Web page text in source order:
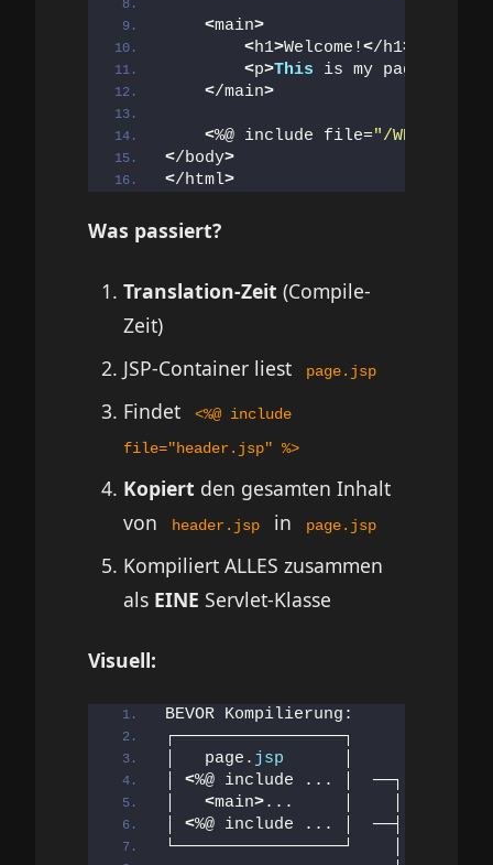
<main>
<h1>Welcome!</h1>
<p>This is my page
</main>
<%@ include file="/WEB-INF/
</body>
</html>
Was passiert?
Translation-Zeit (Compile-
Zeit)
JSP-Container liest
page.jsp
Findet
<%@ include
file="header.jsp" %>
Kopiert den gesamten Inhalt
von
header.jsp in page.jsp
Kompiliert ALLES zusammen
als EINE Servlet-Klasse
Visuell:
BEVOR Kompilierung:
┌─────────────────┐
│   page. jsp
<%@ include ... │  ──┐
<main>...     │    │
<%@ include ... │  ──┤
└─────────────────┘    │